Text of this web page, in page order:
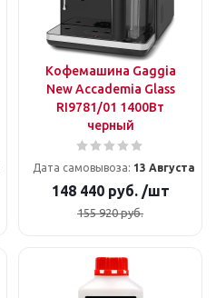
Кофемашина Gaggia
New Accademia Glass
RI9781/01 1400Вт
черный
Дата самовывоза: 13 Августа
148 440руб. /шт
155 920руб.